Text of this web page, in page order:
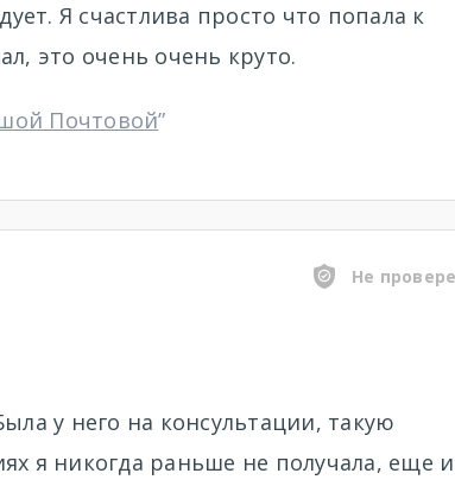
Я счастлива просто что попала к
это очень очень круто.
Почтовой”
Не
у него на консультации, такую
я никогда раньше не получала, еще и